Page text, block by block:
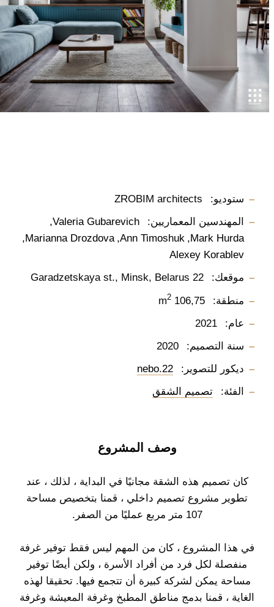
ستوديو:
المهندسين المعماريين:
Valeria Gubarevich
Mark Hurda
Ann Timoshuk
Marianna Drozdova
Alexey Korablev
موقعك:
منطقة:
2
عام:
سنة التصميم:
ديكور للتصوير:
nebo.22
الفئة:
تصميم الشقق
وصف المشروع
كان تصميم هذه الشقة مجانيًا في البداية ، لذلك ، عند
تطوير مشروع تصميم داخلي ، قمنا بتخصيص مساحة
107 متر مربع عمليًا من الصفر.
في هذا المشروع ، كان من المهم ليس فقط توفير غرفة
منفصلة لكل فرد من أفراد الأسرة ، ولكن أيضًا توفير
مساحة يمكن لشركة كبيرة أن تتجمع فيها. تحقيقا لهذه
الغاية ، قمنا بدمج مناطق المطبخ وغرفة المعيشة وغرفة